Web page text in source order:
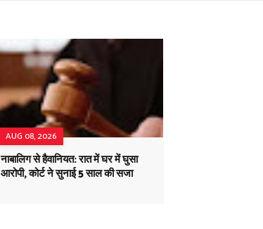
AUG 08, 2026
नाबालिग से हैवानियत: रात में घर में घुसा
आरोपी, कोर्ट ने सुनाई 5 साल की सजा